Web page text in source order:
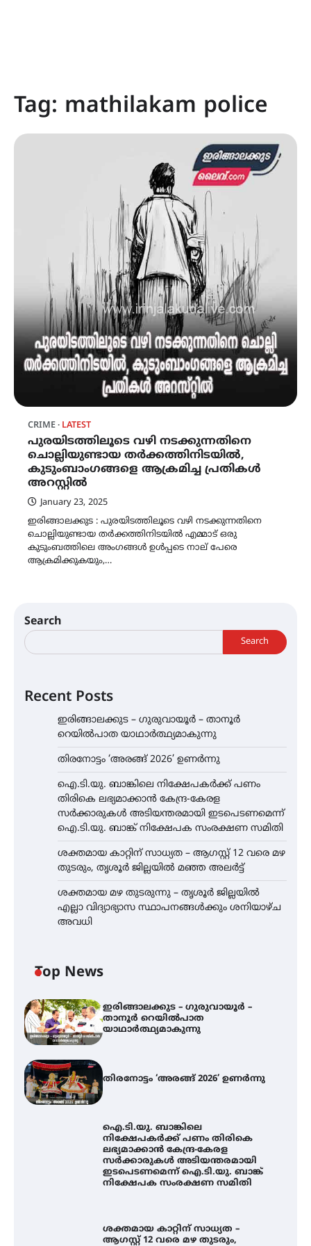
Tag: mathilakam police
CRIME LATEST
പുരയിടത്തിലൂടെ വഴി നടക്കുന്നതിനെ
ചൊല്ലിയുണ്ടായ തർക്കത്തിനിടയിൽ,
കുടുംബാംഗങ്ങളെ ആക്രമിച്ച പ്രതികൾ
അറസ്റ്റിൽ
January 23, 2025
ഇരിങ്ങാലക്കുട : പുരയിടത്തിലൂടെ വഴി നടക്കുന്നതിനെ
ചൊല്ലിയുണ്ടായ തർക്കത്തിനിടയിൽ എമ്മാട് ഒരു
കുടുംബത്തിലെ അംഗങ്ങൾ ഉൾപ്പടെ നാല് പേരെ
ആക്രമിക്കുകയും,…
Search
Search
Recent Posts
ഇരിങ്ങാലക്കുട – ഗുരുവായൂർ – താനൂർ
റെയിൽപാത യാഥാർത്ഥ്യമാകുന്നു
തിരനോട്ടം ‘അരങ്ങ് 2026’ ഉണർന്നു
ഐ.ടി.യു. ബാങ്കിലെ നിക്ഷേപകർക്ക് പണം
തിരികെ ലഭ്യമാക്കാൻ കേന്ദ്ര-കേരള
സർക്കാരുകൾ അടിയന്തരമായി ഇടപെടണമെന്ന്
ഐ.ടി.യു. ബാങ്ക് നിക്ഷേപക സംരക്ഷണ സമിതി
ശക്തമായ കാറ്റിന് സാധ്യത – ആഗസ്റ്റ് 12 വരെ മഴ
തുടരും, തൃശൂർ ജില്ലയിൽ മഞ്ഞ അലർട്ട്
ശക്തമായ മഴ തുടരുന്നു – തൃശൂർ ജില്ലയിൽ
എല്ലാ വിദ്യാഭ്യാസ സ്ഥാപനങ്ങൾക്കും ശനിയാഴ്ച
അവധി
Top News
ഇരിങ്ങാലക്കുട – ഗുരുവായൂർ –
താനൂർ റെയിൽപാത
യാഥാർത്ഥ്യമാകുന്നു
തിരനോട്ടം ‘അരങ്ങ് 2026’ ഉണർന്നു
ഐ.ടി.യു. ബാങ്കിലെ
നിക്ഷേപകർക്ക് പണം തിരികെ
ലഭ്യമാക്കാൻ കേന്ദ്ര-കേരള
സർക്കാരുകൾ അടിയന്തരമായി
ഇടപെടണമെന്ന് ഐ.ടി.യു. ബാങ്ക്
നിക്ഷേപക സംരക്ഷണ സമിതി
ശക്തമായ കാറ്റിന് സാധ്യത –
ആഗസ്റ്റ് 12 വരെ മഴ തുടരും,